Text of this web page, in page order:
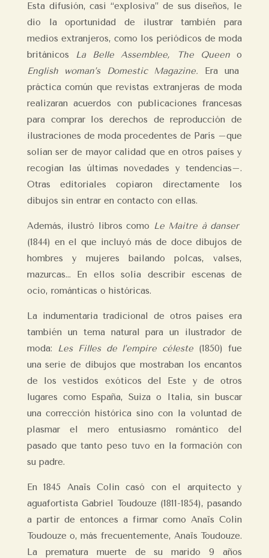
Esta difusión, casi “explosiva” de sus diseños, le
dio la oportunidad de ilustrar también para
medios extranjeros, como los periódicos de moda
británicos
La Belle Assemblee, The Queeno
English woman’s Domestic Magazine. Era una
práctica común que revistas extranjeras de moda
realizaran acuerdos con publicaciones francesas
para comprar los derechos de reproducción de
ilustraciones de moda procedentes de París –que
solían ser de mayor calidad que en otros países y
recogían las últimas novedades y tendencias–.
Otras editoriales copiaron directamente los
dibujos sin entrar en contacto con ellas.
Además, ilustró libros como Le Maitre à danser
(1844) en el que incluyó más de doce dibujos de
hombres y mujeres bailando polcas, valses,
mazurcas… En ellos solía describir escenas de
ocio, románticas o históricas.
La indumentaria tradicional de otros países era
también un tema natural para un ilustrador de
moda:
Les Filles de l’empire céleste (1850) fue
una serie de dibujos que mostraban los encantos
de los vestidos exóticos del Este y de otros
lugares como España, Suiza o Italia, sin buscar
una corrección histórica sino con la voluntad de
plasmar el mero entusiasmo romántico del
pasado que tanto peso tuvo en la formación con
su padre.
En 1845 Anaïs Colin casó con el arquitecto y
aguafortista Gabriel Toudouze (1811-1854), pasando
a partir de entonces a firmar como Anaïs Colin
Toudouze o, más frecuentemente, Anaïs Toudouze.
La prematura muerte de su marido 9 años